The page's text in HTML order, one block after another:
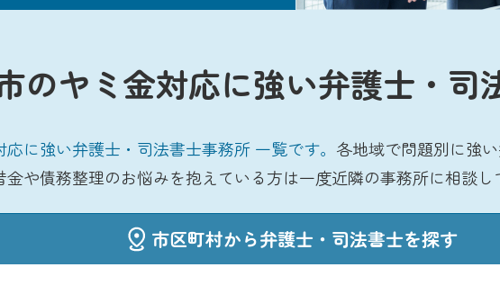
のヤミ金対応に強い弁護士・司
に強い弁護士・司法書士事務所 一覧です。 各地域で問題別に強
や債務整理のお悩みを抱えている方は一度近隣の事務所に相談し
市区町村から弁護士・司法書士を探す